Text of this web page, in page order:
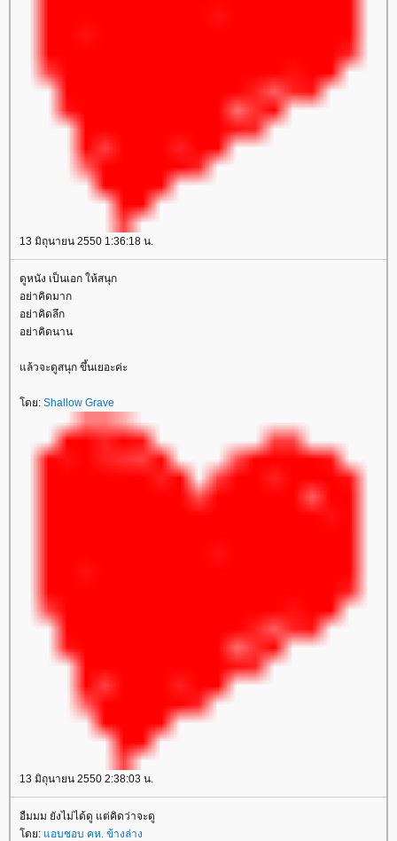
13 มิถุนายน 2550 1:36:18 น.
ดูหนัง เป็นเอก ให้สนุก
อย่าคิดมาก
อย่าคิดลึก
อย่าคิดนาน
ล้วจะดูสนุก ขึ้นเยอะค่ะ
ดย: Shallow Grave
13 มิถุนายน 2550 2:38:03 น.
อืมมม ยังไม่ได้ดู แต่คิดว่าจะดู
ดย: อบชอบ คห. ข้างล่าง